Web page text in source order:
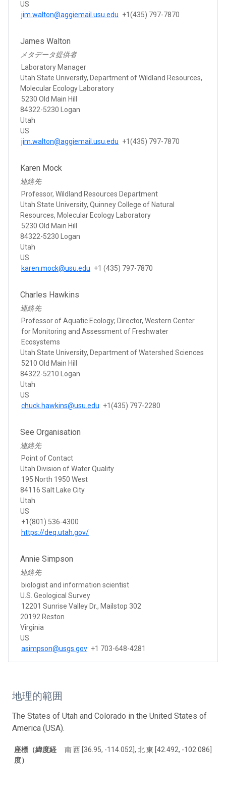
US
jim.walton@aggiemail.usu.edu +1(435) 797-7870
James Walton
メタデータ提供者
Laboratory Manager
Utah State University, Department of Wildland Resources,
Molecular Ecology Laboratory
5230 Old Main Hill
84322-5230 Logan
Utah
US
jim.walton@aggiemail.usu.edu +1(435) 797-7870
Karen Mock
連絡先
Professor, Wildland Resources Department
Utah State University, Quinney College of Natural
Resources, Molecular Ecology Laboratory
5230 Old Main Hill
84322-5230 Logan
Utah
US
karen.mock@usu.edu +1 (435) 797-7870
Charles Hawkins
連絡先
Professor of Aquatic Ecology; Director, Western Center
for Monitoring and Assessment of Freshwater
Ecosystems
Utah State University, Department of Watershed Sciences
5210 Old Main Hill
84322-5210 Logan
Utah
US
chuck.hawkins@usu.edu +1(435) 797-2280
See Organisation
連絡先
Point of Contact
Utah Division of Water Quality
195 North 1950 West
84116 Salt Lake City
Utah
US
+1(801) 536-4300
https://deq.utah.gov/
Annie Simpson
連絡先
biologist and information scientist
U.S. Geological Survey
12201 Sunrise Valley Dr., Mailstop 302
20192 Reston
Virginia
US
asimpson@usgs.gov +1 703-648-4281
地理的範囲
The States of Utah and Colorado in the United States of
America (USA).
座標（緯度経
度）
南 西 [36.95, -114.052], 北 東 [42.492, -102.086]